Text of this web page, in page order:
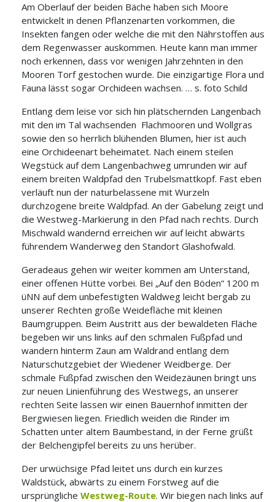
Am Oberlauf der beiden Bäche haben sich Moore
entwickelt in denen Pflanzenarten vorkommen, die
Insekten fangen oder welche die mit den Nährstoffen aus
dem Regenwasser auskommen. Heute kann man immer
noch erkennen, dass vor wenigen Jahrzehnten in den
Mooren Torf gestochen wurde. Die einzigartige Flora und
Fauna lässt sogar Orchideen wachsen. … s. foto Schild
Entlang dem leise vor sich hin plätschernden Langenbach
mit den im Tal wachsenden Flachmooren und Wollgras
sowie den so herrlich blühenden Blumen, hier ist auch
eine Orchideenart beheimatet. Nach einem steilen
Wegstück auf dem Langenbachweg umrunden wir auf
einem breiten Waldpfad den Trubelsmattkopf. Fast eben
verläuft nun der naturbelassene mit Wurzeln
durchzogene breite Waldpfad. An der Gabelung zeigt und
die Westweg-Markierung in den Pfad nach rechts. Durch
Mischwald wandernd erreichen wir auf leicht abwärts
führendem Wanderweg den Standort Glashofwald.
Geradeaus gehen wir weiter kommen am Unterstand,
einer offenen Hütte vorbei. Bei „Auf den Böden“ 1200 m
üNN auf dem unbefestigten Waldweg leicht bergab zu
unserer Rechten große Weidefläche mit kleinen
Baumgruppen. Beim Austritt aus der bewaldeten Fläche
begeben wir uns links auf den schmalen Fußpfad und
wandern hinterm Zaun am Waldrand entlang dem
Naturschutzgebiet der Wiedener Weidberge. Der
schmale Fußpfad zwischen den Weidezäunen bringt uns
zur neuen Linienführung des Westwegs, an unserer
rechten Seite lassen wir einen Bauernhof inmitten der
Bergwiesen liegen. Friedlich weiden die Rinder im
Schatten unter altem Baumbestand, in der Ferne grüßt
der Belchengipfel bereits zu uns herüber.
Der urwüchsige Pfad leitet uns durch ein kurzes
Waldstück, abwärts zu einem Forstweg auf die
ursprüngliche Westweg-Route. Wir biegen nach links auf